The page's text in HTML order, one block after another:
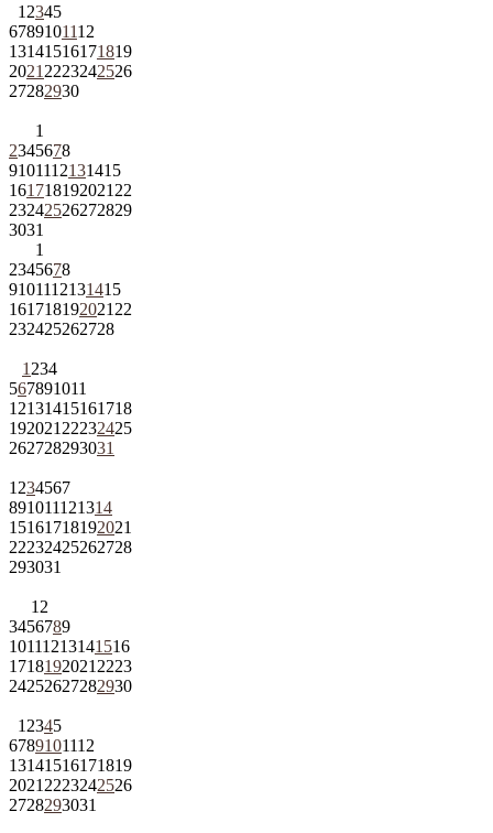
1 2345
6789101112
13141516171819
2021 2223242526
27282930
1
2345678
9101112131415
161718192021 22
23242526272829
3031
1
2345678
9101112131415
161718192021 22
232425262728
1 234
567891011
12131415161718
192021 22232425
262728293031
1 234567
891011121314
15161718192021
22232425262728
293031
1 2
3456789
10111213141516
1718192021 2223
24252627282930
1 2345
6789101112
13141516171819
2021 2223242526
2728293031